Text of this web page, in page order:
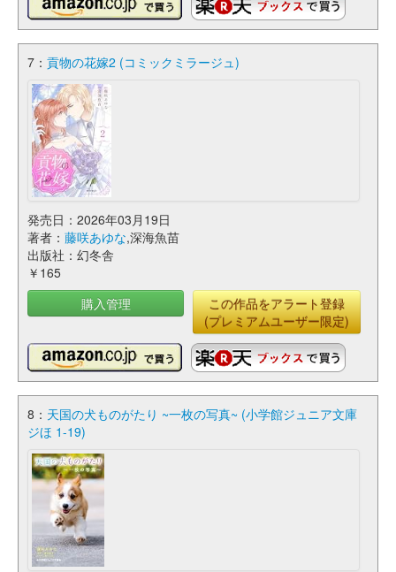
7： 貢物の花嫁2 (コミックミラージュ)
発売日：2026年03月19日
著者： 藤咲あゆな,深海魚苗
出版社：幻冬舎
￥165
購入管理
この作品をアラート登録
(プレミアムユーザー限定)
8： 天国の犬ものがたり ~一枚の写真~ (小学館ジュニア文庫
ジほ 1-19)